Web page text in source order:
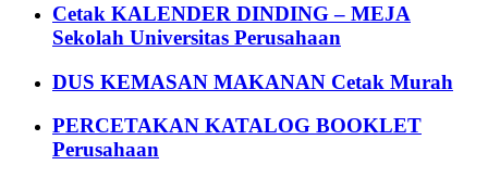
Cetak KALENDER DINDING – MEJA
Sekolah Universitas Perusahaan
DUS KEMASAN MAKANAN Cetak Murah
PERCETAKAN KATALOG BOOKLET
Perusahaan